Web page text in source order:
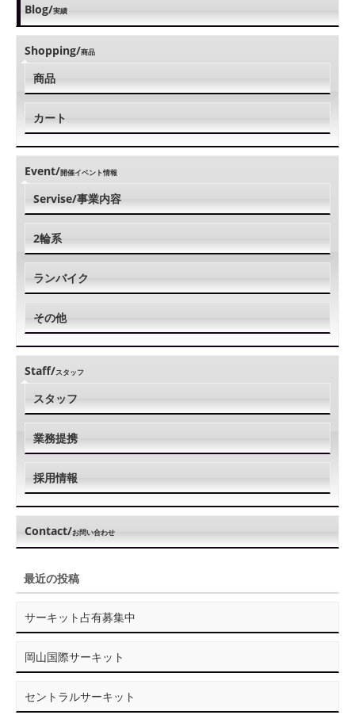
Blog/実績
Shopping/商品
商品
カート
Event/開催イベント情報
Servise/事業内容
2輪系
ランバイク
その他
Staff/スタッフ
スタッフ
業務提携
採用情報
Contact/お問い合わせ
最近の投稿
サーキット占有募集中
岡山国際サーキット
セントラルサーキット